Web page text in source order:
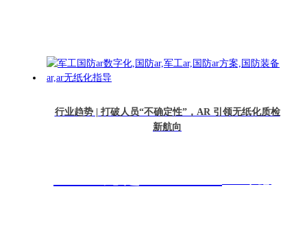
行业趋势 | 打破人员“不确定性”，AR 引领无纸化质检
新航向